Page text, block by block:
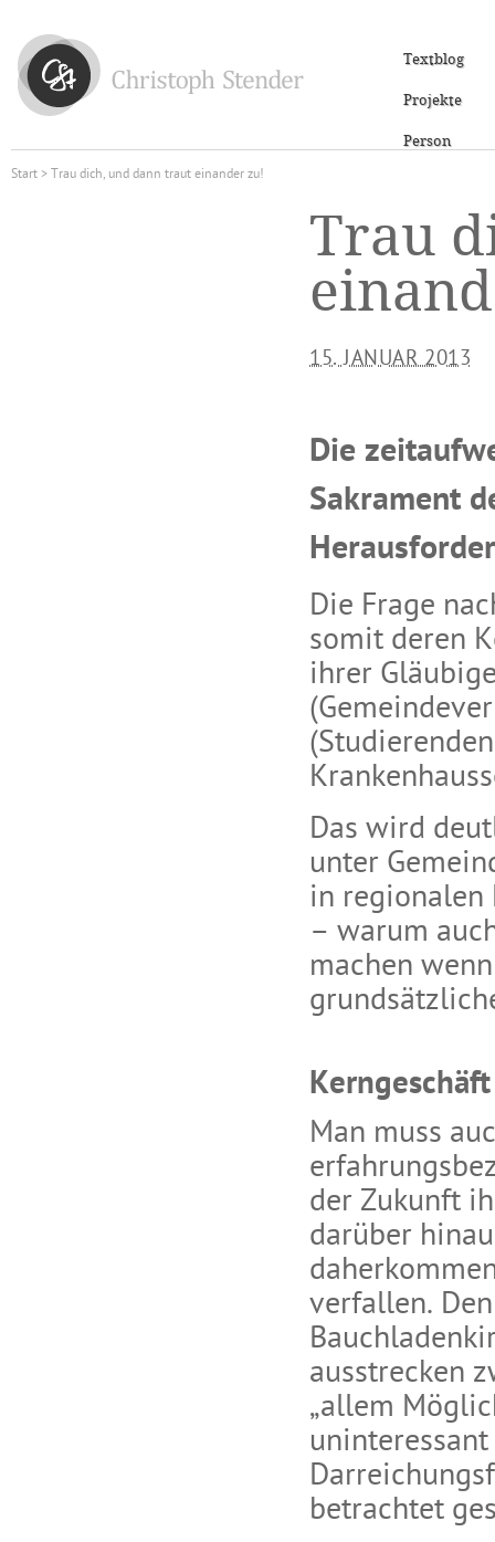
Textblog
Projekte
Person
Start> Trau dich, und dann traut einander zu!
Trau
15. JANUAR 2013
Die
Sakrament
Die Frage
somit deren
ihrer
Das wird
unter
in regionalen
– warum
machen
Man muss
der Zukunft
darüber
verfallen.
ausstrecken
„allem
betrachtet